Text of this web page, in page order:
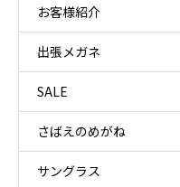
お客様紹介
出張メガネ
SALE
さばえのめがね
サングラス